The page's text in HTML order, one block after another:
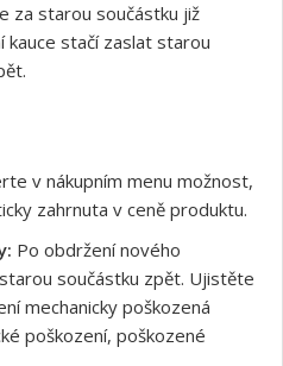
za starou součástku již
kauce stačí zaslat starou
v nákupním menu možnost,
zahrnuta v ceně produktu.
Po obdržení nového
součástku zpět. Ujistěte
mechanicky poškozená
poškození, poškozené